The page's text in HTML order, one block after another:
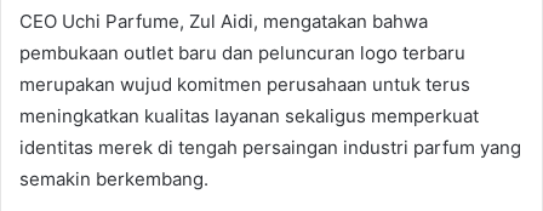
CEO Uchi Parfume, Zul Aidi, mengatakan bahwa
pembukaan outlet baru dan peluncuran logo terbaru
merupakan wujud komitmen perusahaan untuk terus
meningkatkan kualitas layanan sekaligus memperkuat
identitas merek di tengah persaingan industri parfum yang
semakin berkembang.